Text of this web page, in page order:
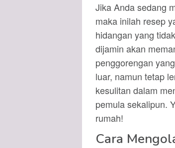
Jika Anda sedang
maka inilah resep
hidangan yang
dijamin akan
penggorengan
luar, namun tetap
kesulitan dalam
pemula sekalipun.
rumah!
Cara